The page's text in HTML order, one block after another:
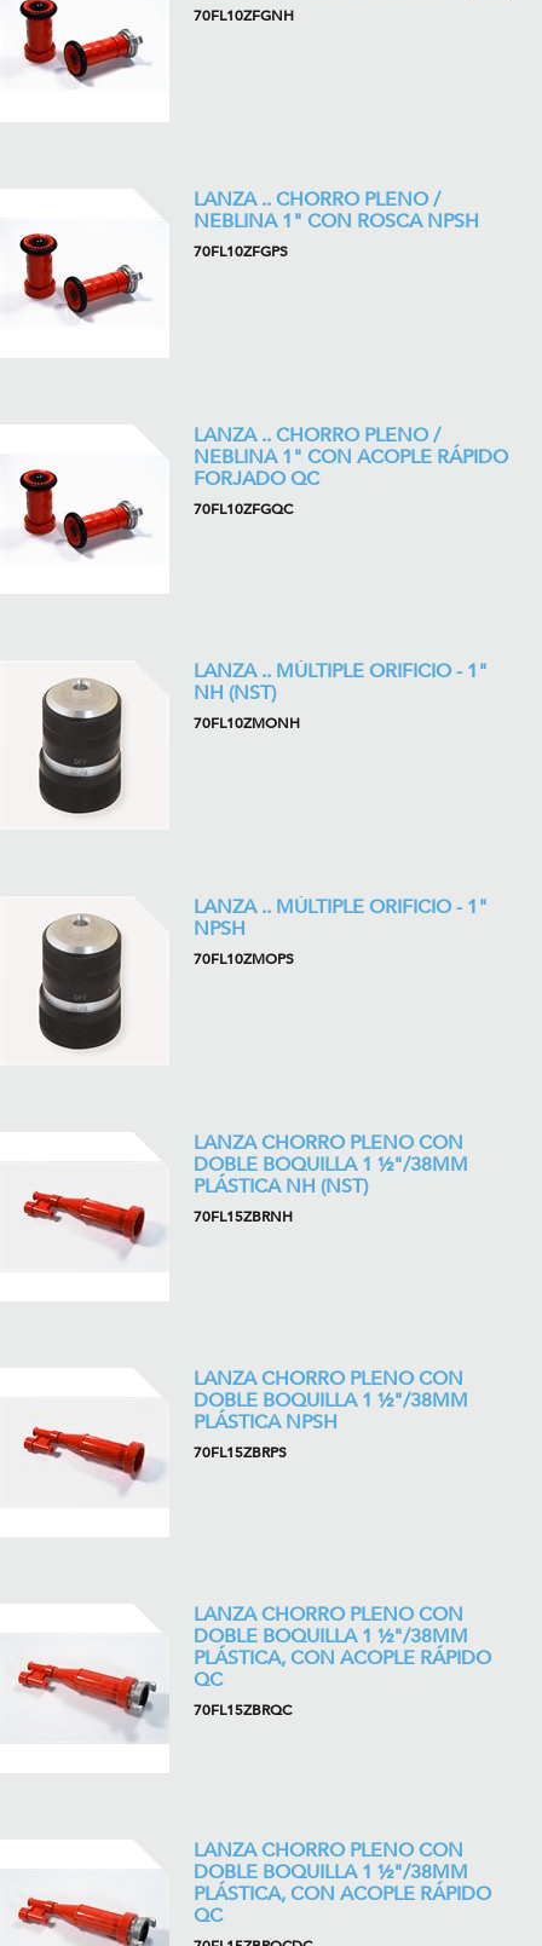
70FL10ZFGNH
LANZA .. CHORRO PLENO /
NEBLINA 1" CON ROSCA NPSH
70FL10ZFGPS
LANZA .. CHORRO PLENO /
NEBLINA 1" CON ACOPLE RÁPIDO
FORJADO QC
70FL10ZFGQC
LANZA .. MÚLTIPLE ORIFICIO - 1"
NH (NST)
70FL10ZMONH
LANZA .. MÚLTIPLE ORIFICIO - 1"
NPSH
70FL10ZMOPS
LANZA CHORRO PLENO CON
DOBLE BOQUILLA 1 ½"/38MM
PLÁSTICA NH (NST)
70FL15ZBRNH
LANZA CHORRO PLENO CON
DOBLE BOQUILLA 1 ½"/38MM
PLÁSTICA NPSH
70FL15ZBRPS
LANZA CHORRO PLENO CON
DOBLE BOQUILLA 1 ½"/38MM
PLÁSTICA, CON ACOPLE RÁPIDO
QC
70FL15ZBRQC
LANZA CHORRO PLENO CON
DOBLE BOQUILLA 1 ½"/38MM
PLÁSTICA, CON ACOPLE RÁPIDO
QC